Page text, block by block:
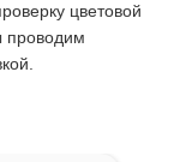
цветовой
проводим